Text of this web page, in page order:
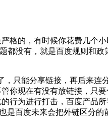
格的，有时候你花费几个
都没有，就是百度规则和政
只能分享链接，再后来连
你现在有没有放链接，只
行为进行打击，百度产品
是百度未来会把外链区分的